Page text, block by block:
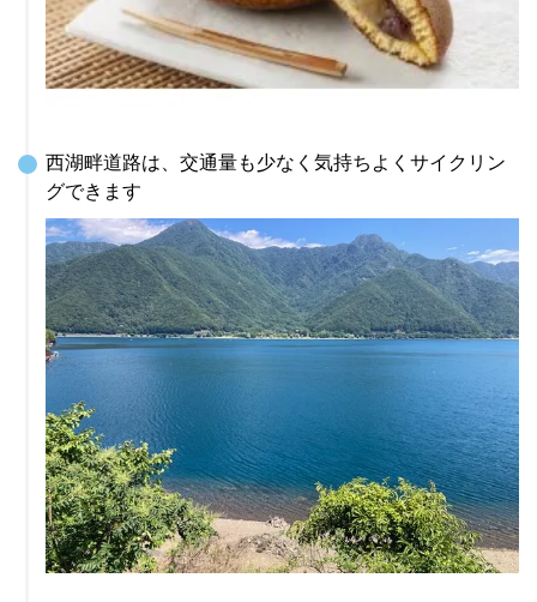
西湖畔道路は、交通量も少なく気持ちよくサイクリン
グできます